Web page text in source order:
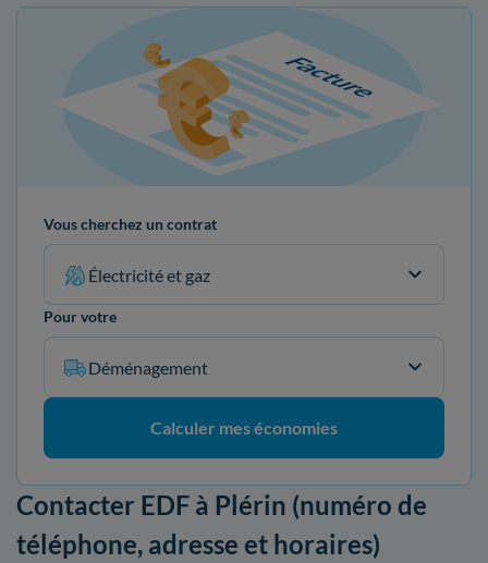
Vous cherchez un contrat
Électricité et gaz
Pour votre
Déménagement
Calculer mes économies
Contacter EDF à Plérin (numéro de
téléphone, adresse et horaires)